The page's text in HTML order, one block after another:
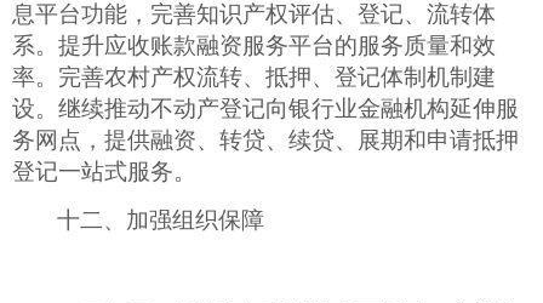
息平台功能，完善知识产权评估、登记、流转体
系。提升应收账款融资服务平台的服务质量和效
率。完善农村产权流转、抵押、登记体制机制建
设。继续推动不动产登记向银行业金融机构延伸服
务网点，提供融资、转贷、续贷、展期和申请抵押
登记一站式服务。
十二、加强组织保障